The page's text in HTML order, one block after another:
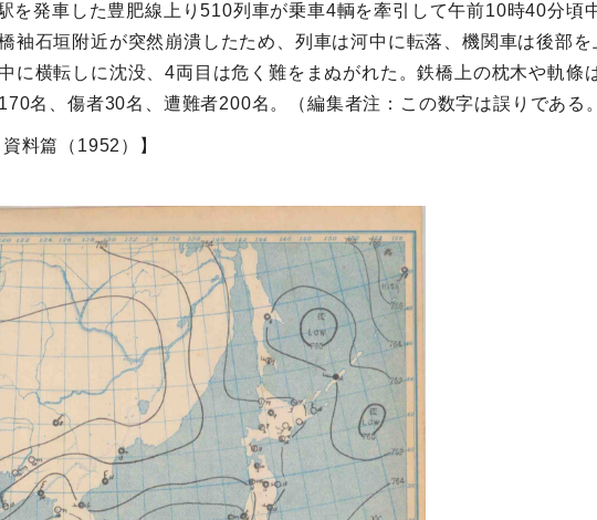
を発車した豊肥線上り510列車が乗車4輌を牽引して午前10時40分頃
袖石垣附近が突然崩潰したため、列車は河中に転落、機関車は後部
に横転しに沈没、4両目は危く難をまぬがれた。鉄橋上の枕木や軌條
名、傷者30名、遭難者200名。（編集者注：この数字は誤りである
料篇（1952）】